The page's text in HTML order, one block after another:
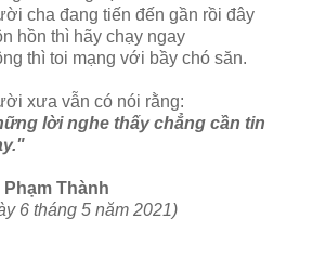
cha đang tiến đến gần rồi đây
hồn thì hãy chạy ngay
thì toi mạng với bầy chó săn.
xưa vẫn có nói rằng:
lời nghe thấy chẳng cần tin
Phạm Thành
6 tháng 5 năm 2021)